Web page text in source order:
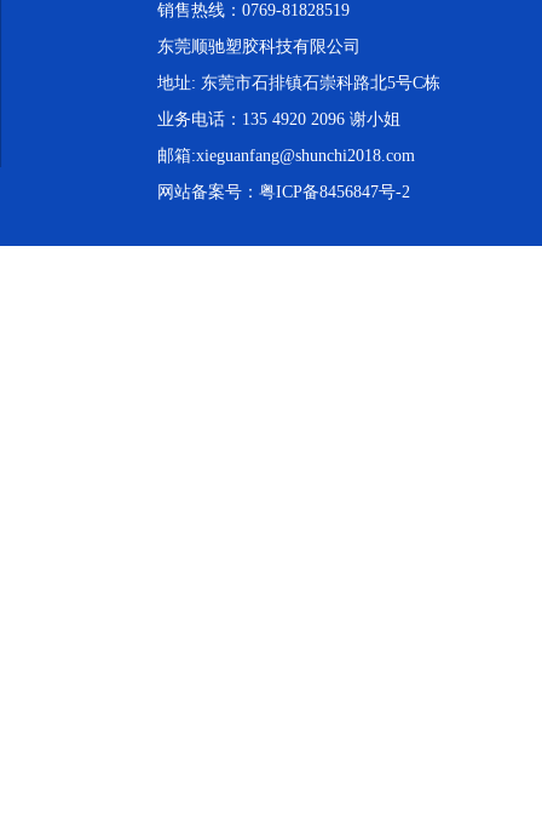
销售热线：0769-81828519
东莞顺驰塑胶科技有限公司
地址: 东莞市石排镇石崇科路北5号C栋
业务电话：135 4920 2096 谢小姐
邮箱:xieguanfang@shunchi2018.com
网站备案号： 粤ICP备8456847号-2